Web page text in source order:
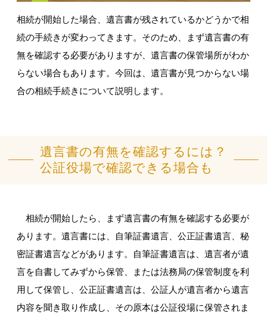
相続が開始した場合、遺言書が残されているかどうかで相
続の手続きが変わってきます。そのため、まず遺言書の有
無を確認する必要がありますが、遺言書の保管場所がわか
らない場合もあります。今回は、遺言書が見つからない場
合の相続手続きについて説明します。
遺言書の有無を確認するには？
公証役場で確認できる場合も
相続が開始したら、まず遺言書の有無を確認する必要が
あります。遺言書には、自筆証書遺言、公正証書遺言、秘
密証書遺言などがあります。自筆証書遺言は、遺言者が遺
言を自書してみずから保管、または法務局の保管制度を利
用して保管し、公正証書遺言は、公証人が遺言者から遺言
内容を聞き取り作成し、その原本は公証役場に保管されま